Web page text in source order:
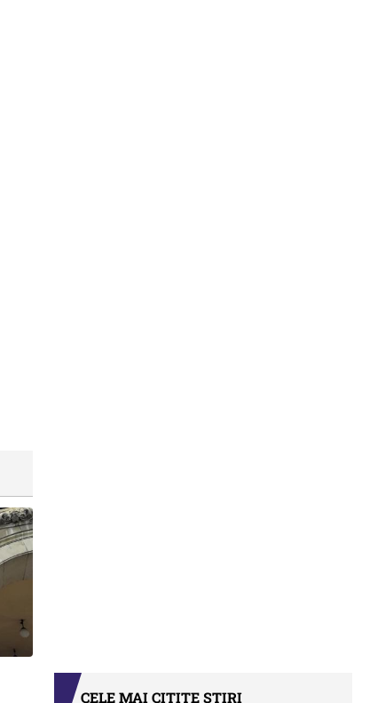
CELE MAI CITITE ȘTIRI